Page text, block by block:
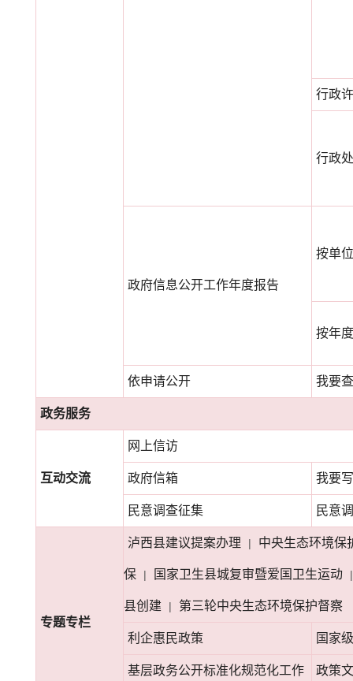
行政
行政
政府信息公开工作年度报告
按单
按年
依申请公开 我要
政务服务
互动交流
网上信访
政府信箱 我要
民意调查征集 民意
专题专栏
泸西县建议提案办理 | 中央生态环境保
保 | 国家卫生县城复审暨爱国卫生运动 |
县创建 | 第三轮中央生态环境保护督察
利企惠民政策 国家
基层政务公开标准化规范化工作 政策